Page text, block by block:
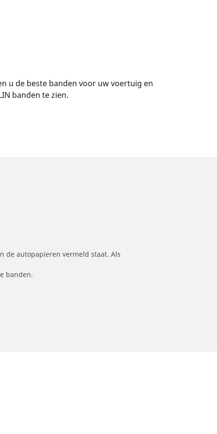
u de beste banden voor uw voertuig en
banden te zien.
de autopapieren vermeld staat. Als
banden.